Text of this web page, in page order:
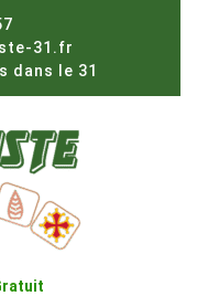
31.fr
dans le 31